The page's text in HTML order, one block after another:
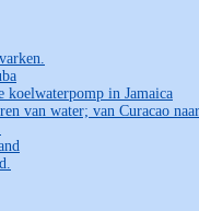
koelwaterpomp in Jamaica
van water; van Curacao